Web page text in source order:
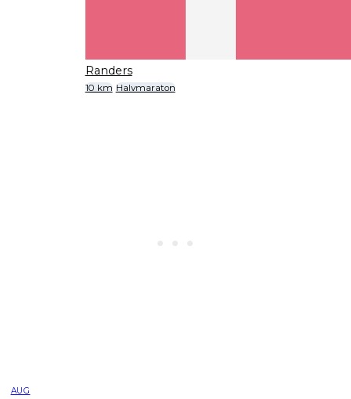
Randers
10 km Halvmaraton
AUG